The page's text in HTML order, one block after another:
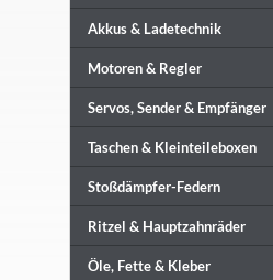
Akkus & Ladetechnik
Motoren & Regler
Servos, Sender & Empfänger
Taschen & Kleinteileboxen
Stoßdämpfer-Federn
Ritzel & Hauptzahnräder
Öle, Fette & Kleber